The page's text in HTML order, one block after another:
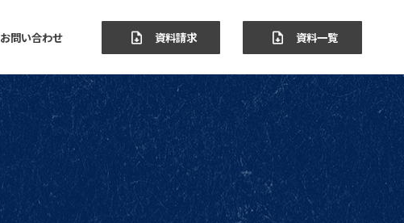
お問い合わせ 資料請求 資料一覧